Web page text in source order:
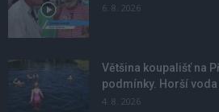
6. 8. 2026
Většina koupališť na
podmínky. Horší voda
4. 8. 2026